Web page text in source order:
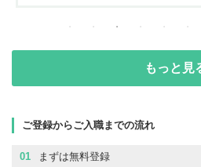
もっと見
ご登録からご入職までの流れ
01 まずは無料登録